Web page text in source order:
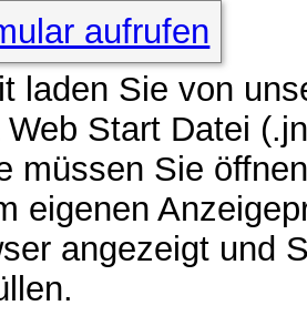
aufrufen
laden Sie von
Start Datei
müssen Sie
eigenen
angezeigt und